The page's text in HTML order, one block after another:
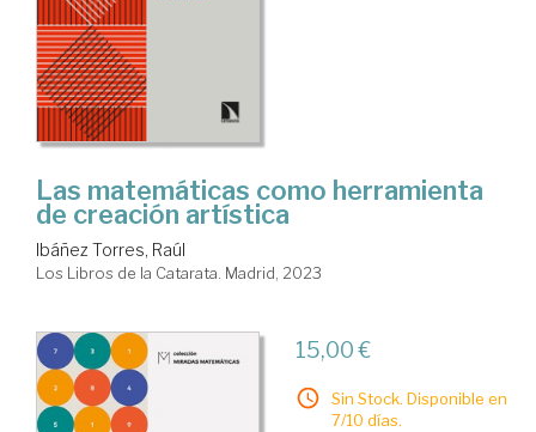
Las matemáticas como herramienta
de creación artística
Ibáñez Torres, Raúl
Los Libros de la Catarata. Madrid, 2023
15,00 €
Sin Stock. Disponible en
7/10 días.